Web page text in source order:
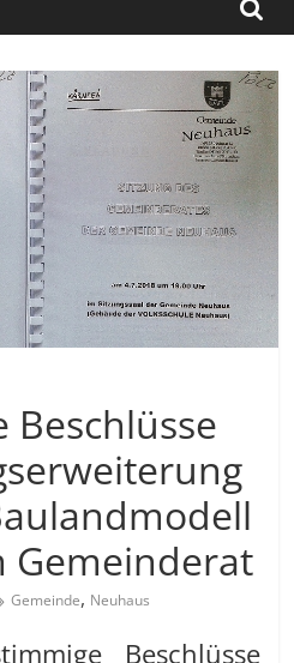
Beschlüsse
Gemeinderat
Gemeinde, Neuhaus
Beschlüsse